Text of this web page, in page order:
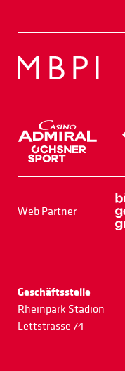
Web Partner
Geschäftsstelle
Rheinpark Stadion
Lettstrasse 74